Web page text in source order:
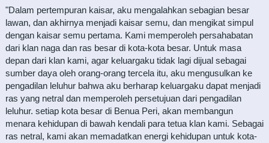
"Dalam pertempuran kaisar, aku mengalahkan sebagian besar
lawan, dan akhirnya menjadi kaisar semu, dan mengikat simpul
dengan kaisar semu pertama. Kami memperoleh persahabatan
dari klan naga dan ras besar di kota-kota besar. Untuk masa
depan dari klan kami, agar keluargaku tidak lagi dijual sebagai
sumber daya oleh orang-orang tercela itu, aku mengusulkan ke
pengadilan leluhur bahwa aku berharap keluargaku dapat menjadi
ras yang netral dan memperoleh persetujuan dari pengadilan
leluhur. setiap kota besar di Benua Peri, akan membangun
menara kehidupan di bawah kendali para tetua klan kami. Sebagai
ras netral, kami akan memadatkan energi kehidupan untuk kota-